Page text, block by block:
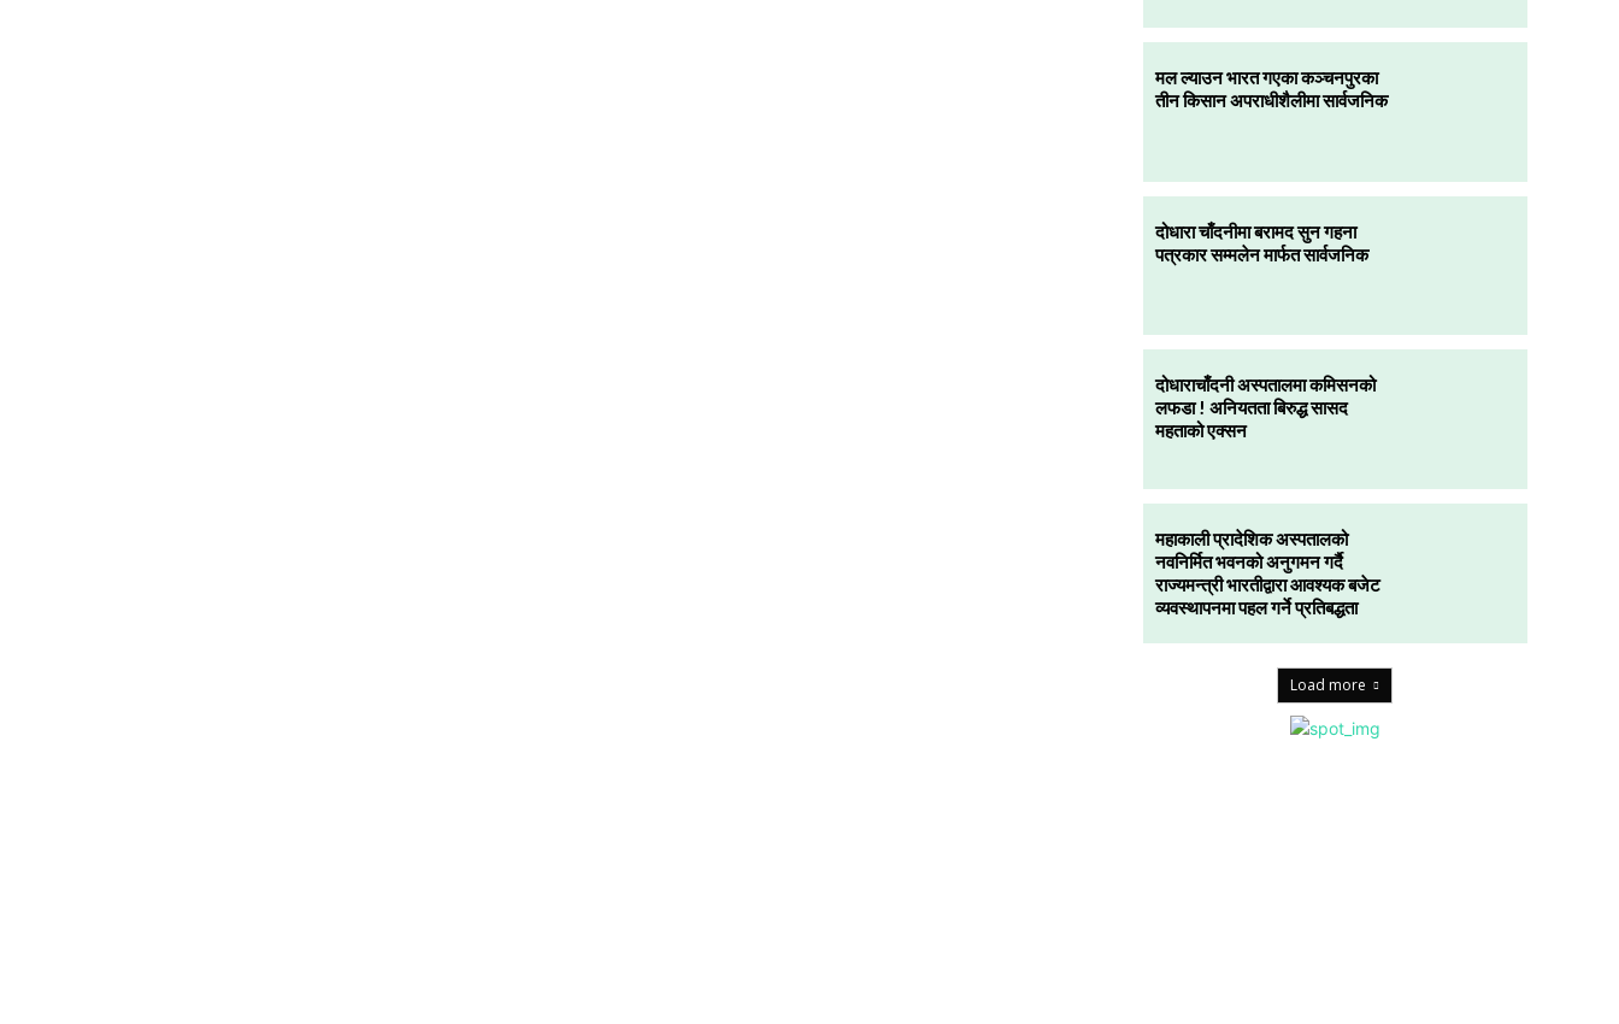
मल ल्याउन भारत गएका कञ्चनपुरका
तीन किसान अपराधीशैलीमा सार्वजनिक
दोधारा चाँदनीमा बरामद सुन गहना
पत्रकार सम्मलेन मार्फत सार्वजनिक
दोधाराचाँदनी अस्पतालमा कमिसनको
लफडा ! अनियतता बिरुद्ध सासद
महताको एक्सन
महाकाली प्रादेशिक अस्पतालको
नवनिर्मित भवनको अनुगमन गर्दै
राज्यमन्त्री भारतीद्वारा आवश्यक बजेट
व्यवस्थापनमा पहल गर्ने प्रतिबद्धता
Load more